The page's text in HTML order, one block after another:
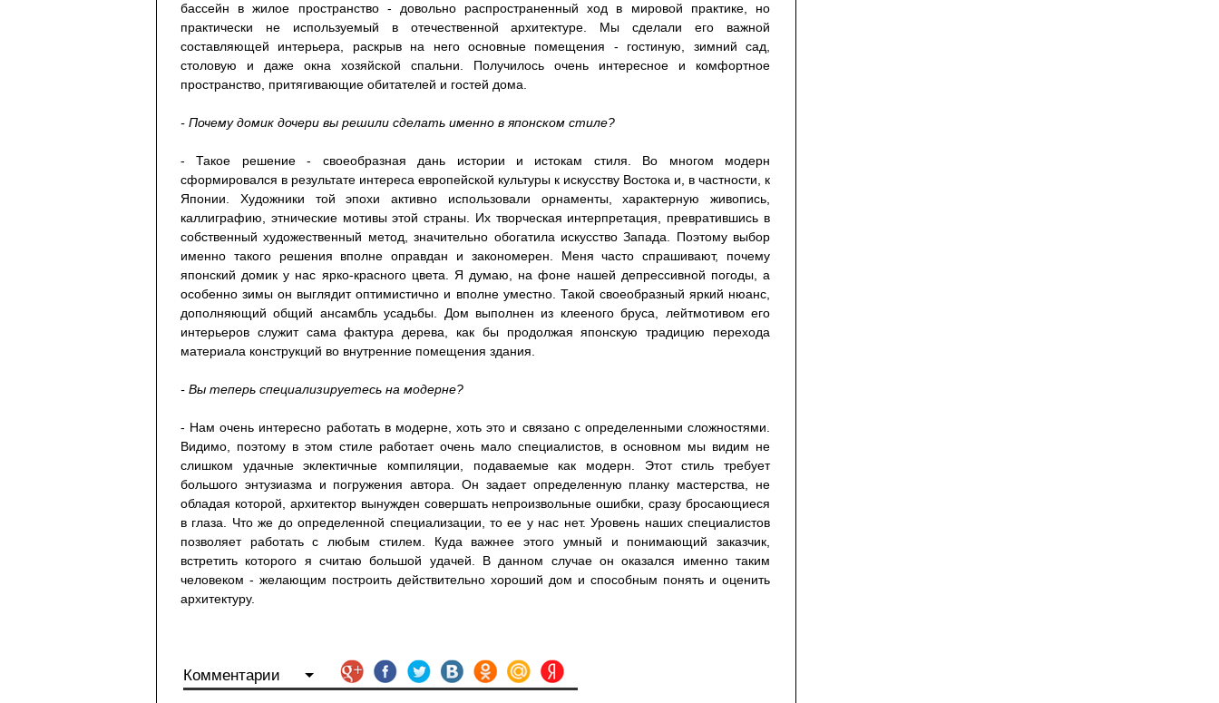
бассейн в жилое пространство - довольно распространенный ход в мировой практике, но
практически не используемый в отечественной архитектуре. Мы сделали его важной
составляющей интерьера, раскрыв на него основные помещения - гостиную, зимний сад,
столовую и даже окна хозяйской спальни. Получилось очень интересное и комфортное
пространство, притягивающие обитателей и гостей дома.
- Почему домик дочери вы решили сделать именно в японском стиле?
- Такое решение - своеобразная дань истории и истокам стиля. Во многом модерн
сформировался в результате интереса европейской культуры к искусству Востока и, в частности, к
Японии. Художники той эпохи активно использовали орнаменты, характерную живопись,
каллиграфию, этнические мотивы этой страны. Их творческая интерпретация, превратившись в
собственный художественный метод, значительно обогатила искусство Запада. Поэтому выбор
именно такого решения вполне оправдан и закономерен. Меня часто спрашивают, почему
японский домик у нас ярко-красного цвета. Я думаю, на фоне нашей депрессивной погоды, а
особенно зимы он выглядит оптимистично и вполне уместно. Такой своеобразный яркий нюанс,
дополняющий общий ансамбль усадьбы. Дом выполнен из клееного бруса, лейтмотивом его
интерьеров служит сама фактура дерева, как бы продолжая японскую традицию перехода
материала конструкций во внутренние помещения здания.
- Вы теперь специализируетесь на модерне?
- Нам очень интересно работать в модерне, хоть это и связано с определенными сложностями.
Видимо, поэтому в этом стиле работает очень мало специалистов, в основном мы видим не
слишком удачные эклектичные компиляции, подаваемые как модерн. Этот стиль требует
большого энтузиазма и погружения автора. Он задает определенную планку мастерства, не
обладая которой, архитектор вынужден совершать непроизвольные ошибки, сразу бросающиеся
в глаза. Что же до определенной специализации, то ее у нас нет. Уровень наших специалистов
позволяет работать с любым стилем. Куда важнее этого умный и понимающий заказчик,
встретить которого я считаю большой удачей. В данном случае он оказался именно таким
человеком - желающим построить действительно хороший дом и способным понять и оценить
архитектуру.
Комментарии